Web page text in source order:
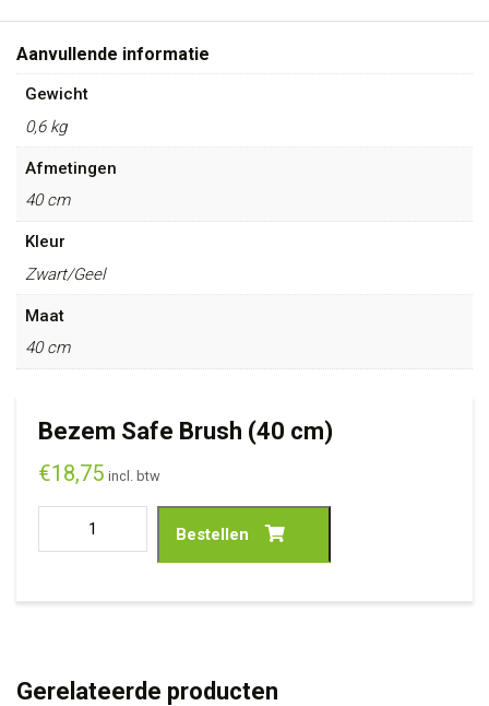
Aanvullende informatie
Gewicht
0,6 kg
Afmetingen
40 cm
Kleur
Zwart/Geel
Maat
40 cm
Bezem Safe Brush (40 cm)
€18,75 incl. btw
Bestellen
Gerelateerde producten